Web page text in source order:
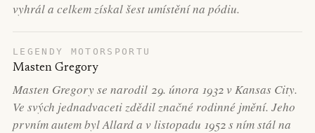
vyhrál a celkem získal šest umístění na pódiu.
LEGENDY MOTORSPORTU
Masten Gregory
Masten Gregory se narodil 29. února 1932 v Kansas City.
Ve svých jednadvaceti zdědil značné rodinné jmění. Jeho
prvním autem byl Allard a v listopadu 1952 s ním stál na